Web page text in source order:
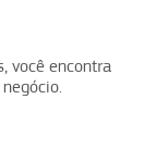
você encontra